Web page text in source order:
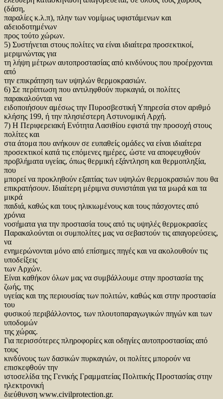
(δάση,
παραλίες κ.λ.π), πλην των νομίμως υφιστάμενων και
αδειοδοτημένων
προς τούτο χώρων.
5) Συστήνεται στους πολίτες να είναι ιδιαίτερα προσεκτικοί,
μεριμνώντας για
τη λήψη μέτρων αυτοπροστασίας από κινδύνους που προέρχονται
από
την επικράτηση των υψηλών θερμοκρασιών.
6) Σε περίπτωση που αντιληφθούν πυρκαγιά, οι πολίτες
παρακαλούνται να
ειδοποιήσουν αμέσως την Πυροσβεστική Υπηρεσία στον αριθμό
κλήσης 199, ή την πλησιέστερη Αστυνομική Αρχή.
7) Η Περιφερειακή Ενότητα Λασιθίου εφιστά την προσοχή στους
πολίτες και
στα άτομα που ανήκουν σε ευπαθείς ομάδες να είναι ιδιαίτερα
προσεκτικοί κατά τις επόμενες ημέρες, ώστε να αποφευχθούν
προβλήματα υγείας, όπως θερμική εξάντληση και θερμοπληξία,
που
μπορεί να προκληθούν εξαιτίας των υψηλών θερμοκρασιών που θα
επικρατήσουν. Ιδιαίτερη μέριμνα συνιστάται για τα μωρά και τα
μικρά
παιδιά, καθώς και τους ηλικιωμένους και τους πάσχοντες από
χρόνια
νοσήματα για την προστασία τους από τις υψηλές θερμοκρασίες
Παρακαλούνται οι συμπολίτες μας να σεβαστούν τις απαγορεύσεις,
να
ενημερώνονται μόνο από επίσημες πηγές και να ακολουθούν τις
υποδείξεις
των Αρχών.
Είναι καθήκον όλων μας να συμβάλλουμε στην προστασία της
ζωής, της
υγείας και της περιουσίας των πολιτών, καθώς και στην προστασία
του
φυσικού περιβάλλοντος, των πλουτοπαραγωγικών πηγών και των
υποδομών
της χώρας.
Για περισσότερες πληροφορίες και οδηγίες αυτοπροστασίας από
τους
κινδύνους των δασικών πυρκαγιών, οι πολίτες μπορούν να
επισκεφθούν την
ιστοσελίδα της Γενικής Γραμματείας Πολιτικής Προστασίας στην
ηλεκτρονική
διεύθυνση www.civilprotection.gr.